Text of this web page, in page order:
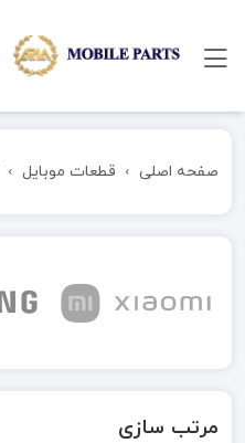
صفحه اصلی قطعات موبایل
مرتب سازی